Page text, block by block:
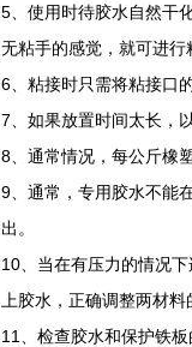
5、使用时待胶水自然干
无粘手的感觉，就可进行
6、粘接时只需将粘接口
7、如果放置时间太长，
8、通常情况，每公斤橡
9、通常，专用胶水不
出。
10、当在有压力的情况
上胶水，正确调整两材
11、检查胶水和保护铁板